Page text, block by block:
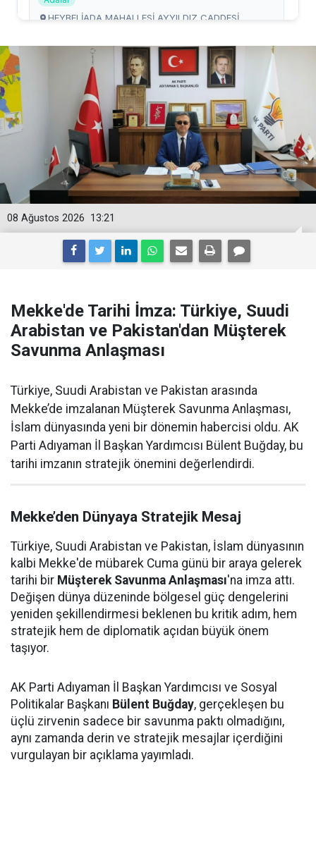
13:21
08 Ağustos 2026
Mekke'de Tarihi İmza: Türkiye, Suudi
Arabistan ve Pakistan'dan Müşterek
Savunma Anlaşması
Türkiye, Suudi Arabistan ve Pakistan arasında
Mekke’de imzalanan Müşterek Savunma Anlaşması,
İslam dünyasında yeni bir dönemin habercisi oldu. AK
Parti Adıyaman İl Başkan Yardımcısı Bülent Buğday, bu
tarihi imzanın stratejik önemini değerlendirdi.
Mekke’den Dünyaya Stratejik Mesaj
Türkiye, Suudi Arabistan ve Pakistan, İslam dünyasının
kalbi Mekke'de mübarek Cuma günü bir araya gelerek
tarihi bir Müşterek Savunma Anlaşması'na imza attı.
Değişen dünya düzeninde bölgesel güç dengelerini
yeniden şekillendirmesi beklenen bu kritik adım, hem
stratejik hem de diplomatik açıdan büyük önem
taşıyor.
AK Parti Adıyaman İl Başkan Yardımcısı ve Sosyal
Politikalar Başkanı Bülent Buğday, gerçekleşen bu
üçlü zirvenin sadece bir savunma paktı olmadığını,
aynı zamanda derin ve stratejik mesajlar içerdiğini
vurgulayan bir açıklama yayımladı.